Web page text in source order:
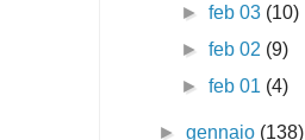
►feb 03 (10)
►feb 02 (9)
►feb 01 (4)
►gennaio (138)